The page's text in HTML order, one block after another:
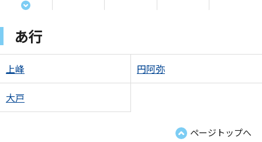
あ行
上峰 円阿弥
大戸
ページトップへ